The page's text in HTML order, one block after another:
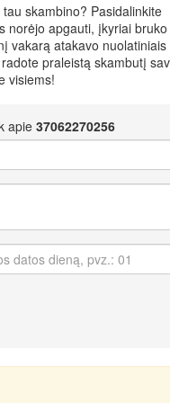
skambino? Pasidalinkite
norėjo apgauti, įkyriai bruko
vakarą atakavo nuolatiniais
praleistą skambutį
visiems!
apie 37062270256